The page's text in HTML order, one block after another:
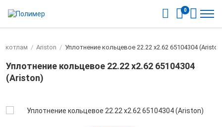
0
котлам / Ariston / Уплотнение кольцевое 22.22 х2.62 65104304
Уплотнение кольцевое 22.22 х2.62 65104304
(Ariston)